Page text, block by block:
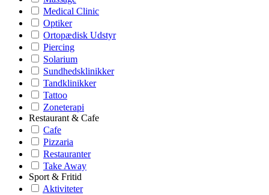
Medical Clinic
Optiker
Ortopædisk Udstyr
Piercing
Solarium
Sundhedsklinikker
Tandklinikker
Tattoo
Zoneterapi
Restaurant & Cafe
Cafe
Pizzaria
Restauranter
Take Away
Sport & Fritid
Aktiviteter